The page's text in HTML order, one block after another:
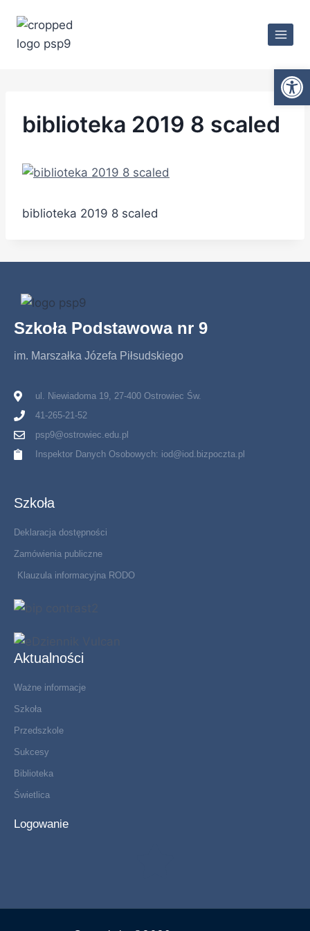
biblioteka 2019 8 scaled
biblioteka 2019 8 scaled
Szkoła Podstawowa nr 9
im. Marszałka Józefa Piłsudskiego
ul. Niewiadoma 19, 27-400 Ostrowiec Św.
41-265-21-52
psp9@ostrowiec.edu.pl
Inspektor Danych Osobowych: iod@iod.bizpoczta.pl
Szkoła
Deklaracja dostępności
Zamówienia publiczne
Klauzula informacyjna RODO
Aktualności
Ważne informacje
Szkoła
Przedszkole
Sukcesy
Biblioteka
Świetlica
Logowanie